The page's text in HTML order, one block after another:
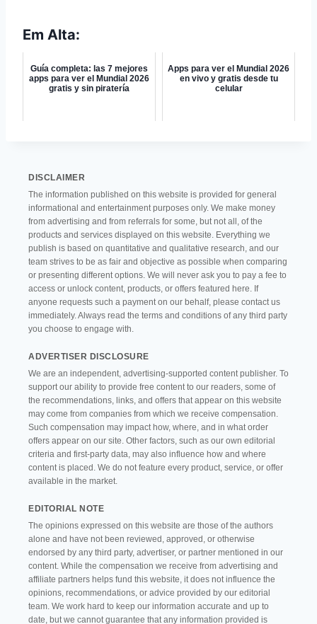
Em Alta:
Guía completa: las 7 mejores
apps para ver el Mundial 2026
gratis y sin piratería
Apps para ver el Mundial 2026
en vivo y gratis desde tu
celular
DISCLAIMER
The information published on this website is provided for general
informational and entertainment purposes only. We make money
from advertising and from referrals for some, but not all, of the
products and services displayed on this website. Everything we
publish is based on quantitative and qualitative research, and our
team strives to be as fair and objective as possible when comparing
or presenting different options. We will never ask you to pay a fee to
access or unlock content, products, or offers featured here. If
anyone requests such a payment on our behalf, please contact us
immediately. Always read the terms and conditions of any third party
you choose to engage with.
ADVERTISER DISCLOSURE
We are an independent, advertising-supported content publisher. To
support our ability to provide free content to our readers, some of
the recommendations, links, and offers that appear on this website
may come from companies from which we receive compensation.
Such compensation may impact how, where, and in what order
offers appear on our site. Other factors, such as our own editorial
criteria and first-party data, may also influence how and where
content is placed. We do not feature every product, service, or offer
available in the market.
EDITORIAL NOTE
The opinions expressed on this website are those of the authors
alone and have not been reviewed, approved, or otherwise
endorsed by any third party, advertiser, or partner mentioned in our
content. While the compensation we receive from advertising and
affiliate partners helps fund this website, it does not influence the
opinions, recommendations, or advice provided by our editorial
team. We work hard to keep our information accurate and up to
date, but we cannot guarantee that any information provided is